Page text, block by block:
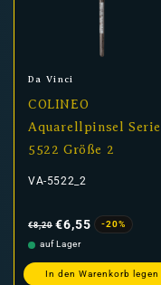
Anbieter:
Da Vinci
COLINEO
Aquarellpinsel Serie
5522 Größe 2
VA-5522_2
Preis
€8,20 €6,55
-20%
auf Lager
In den Warenkorb legen